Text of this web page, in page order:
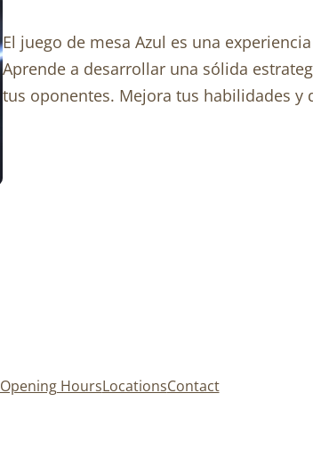
El juego de mesa Azul es una
Aprende a desarrollar una sólida
tus oponentes. Mejora tus habilidades y
Opening HoursLocationsContact